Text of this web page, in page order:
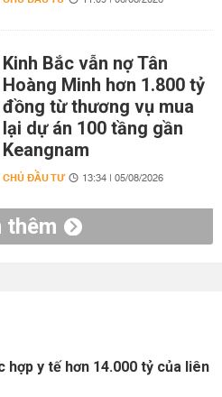
Kinh Bắc vẫn nợ Tân
Hoàng Minh hơn 1.800 tỷ
đồng từ thương vụ mua
lại dự án 100 tầng gần
Keangnam
CHỦ ĐẦU TƯ 13:34 | 05/08/2026
thêm
hợp y tế hơn 14.000 tỷ của liên